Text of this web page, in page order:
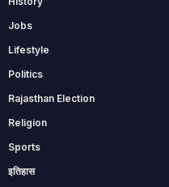
Jobs
Lifestyle
Politics
Rajasthan Election
Religion
Sports
इतिहास